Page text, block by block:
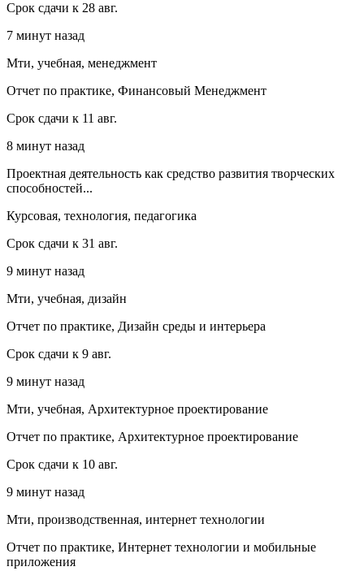
Срок сдачи к 28 авг.
7 минут назад
Мти, учебная, менеджмент
Отчет по практике, Финансовый Менеджмент
Срок сдачи к 11 авг.
8 минут назад
Проектная деятельность как средство развития творческих
способностей...
Курсовая, технология, педагогика
Срок сдачи к 31 авг.
9 минут назад
Мти, учебная, дизайн
Отчет по практике, Дизайн среды и интерьера
Срок сдачи к 9 авг.
9 минут назад
Мти, учебная, Архитектурное проектирование
Отчет по практике, Архитектурное проектирование
Срок сдачи к 10 авг.
9 минут назад
Мти, производственная, интернет технологии
Отчет по практике, Интернет технологии и мобильные
приложения